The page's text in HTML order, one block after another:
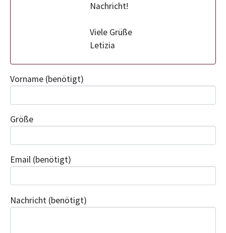
Nachricht!
Viele Grüße
Letizia
Vorname (benötigt)
Größe
Email (benötigt)
Nachricht (benötigt)